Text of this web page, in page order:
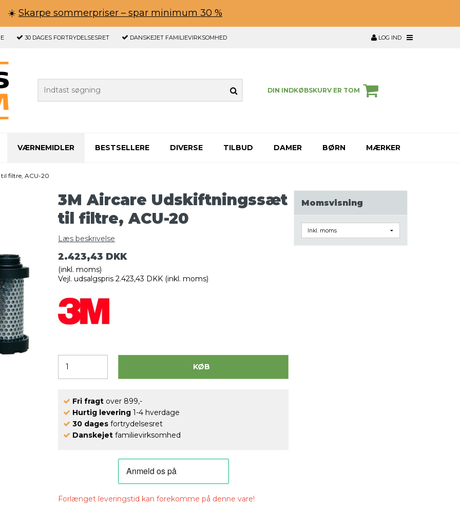
☀️ Skarpe sommerpriser – spar minimum 30 %
30 DAGES FORTRYDELSESRET DANSKEJET FAMILIEVIRKSOMHED LOG IND
DIN INDKØBSKURV ER TOM
VÆRNEMIDLER BESTSELLERE DIVERSE TILBUD DAMER BØRN MÆRKER
filtre, ACU-20
3M Aircare Udskiftningssæt
til filtre, ACU-20
Læs beskrivelse
2.423,43 DKK
(inkl. moms)
Vejl. udsalgspris 2.423,43 DKK (inkl. moms)
KØB
Fri fragt over 899,-
Hurtig levering 1-4 hverdage
30 dages fortrydelsesret
Danskejet familievirksomhed
Forlænget leveringstid kan forekomme på denne vare!
Momsvisning